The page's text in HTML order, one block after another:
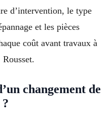
d’intervention, le type
et les pièces
coût avant travaux à
changement de